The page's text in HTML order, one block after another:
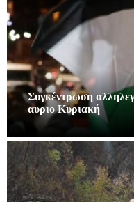
Συγκέντρωση
αυριο Κυριακή